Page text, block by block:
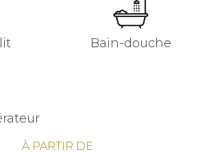
Bain-douche
À PARTIR DE